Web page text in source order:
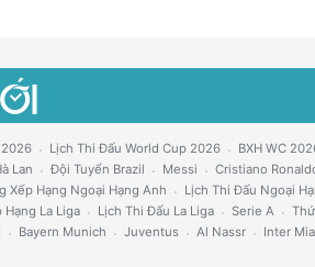
Lịch Thi Đấu World Cup 2026 BXH WC
Lan
Đội Tuyển Brazil Messi Cristiano
Xếp Hạng Ngoại Hạng Anh
Lịch Thi Đấu Ngoại
Hạng La Liga
Lịch Thi Đấu La Liga Serie A
Bayern Munich Juventus Al Nassr Inter